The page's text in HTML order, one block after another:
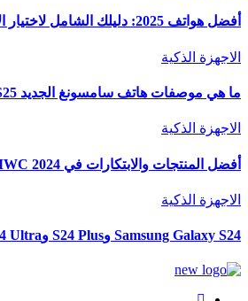
أفضل هواتف 2025: دليلك الشامل لاختيار الأنسب والأحدث في السوق
الاجهزة الذكية
ما هي موصفات هاتف سامسونغ الجديد Galaxy S25
الاجهزة الذكية
أفضل المنتجات والابتكارات في MWC 2024: أفضل الابتكارات التي رأيناها في المعرض
الاجهزة الذكية
Samsung Galaxy S24 وS24 Plus وS24 Ultra: ماهي موصفات والسعر والألوان؟